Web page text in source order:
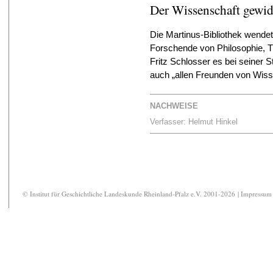
Der Wissenschaft
Die Martinus-Bibliothek
Forschende von Philosophie,
Fritz Schlosser es bei seiner
auch „allen Freunden von
NACHWEISE
Verfasser: Helmut Hinkel
© Institut für Geschichtliche Landeskunde Rheinland-Pfalz e.V. 2001-2026 |Impressum